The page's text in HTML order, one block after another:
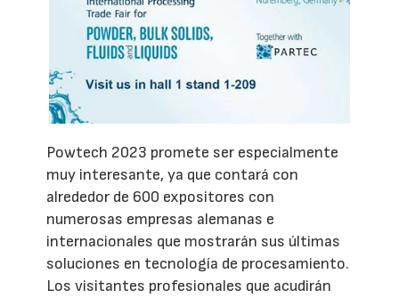
Powtech 2023 promete ser especialmente
muy interesante, ya que contará con
alrededor de 600 expositores con
numerosas empresas alemanas e
internacionales que mostrarán sus últimas
soluciones en tecnología de procesamiento.
Los visitantes profesionales que acudirán